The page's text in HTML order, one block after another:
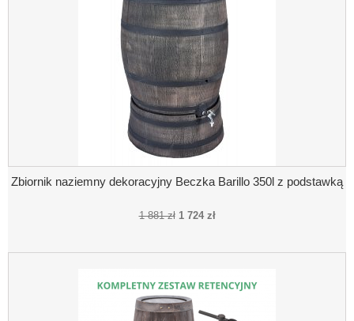
Zbiornik naziemny dekoracyjny Beczka Barillo 350l z podstawką
1 881 zł 1 724 zł